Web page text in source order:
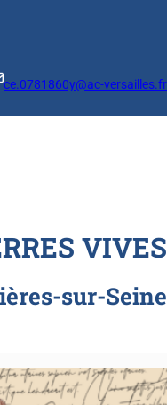
ce.0781860y@ac-versailles.fr
VIVES
sur-Seine